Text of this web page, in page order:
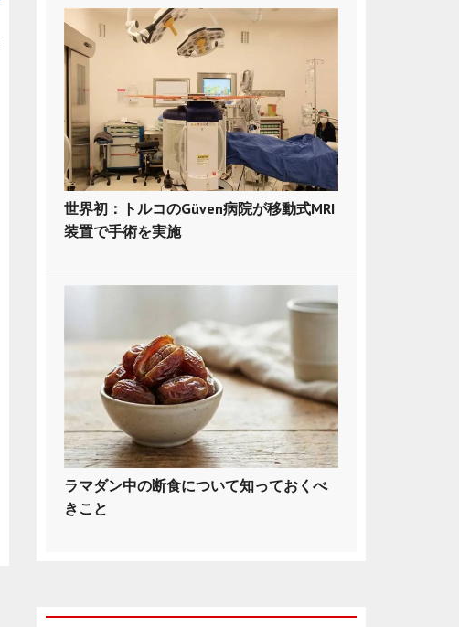
世界初：トルコのGüven病院が移動式MRI
装置で手術を実施
ラマダン中の断食について知っておくべ
きこと